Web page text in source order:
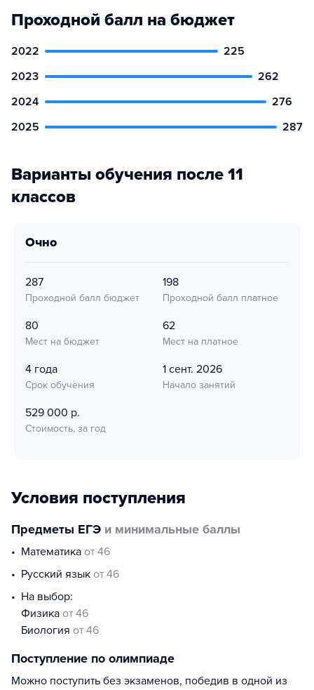
Проходной балл на бюджет
2022
225
2023
262
2024
276
2025
287
Варианты обучения после 11
классов
очно
287
Проходной балл бюджет
198
Проходной балл платное
80
Мест на бюджет
62
Мест на платное
4 года
Срок обучения
1 сент. 2026
Начало занятий
529 000 р.
Стоимость, за год
Условия поступления
Предметы ЕГЭ и минимальные баллы
математика от 46
русский язык от 46
На выбор:
физика от 46
биология от 46
Поступление по олимпиаде
Можно поступить без экзаменов, победив в одной из